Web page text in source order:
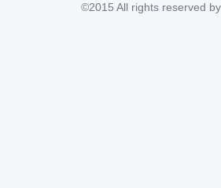
©2015 All rights reserved